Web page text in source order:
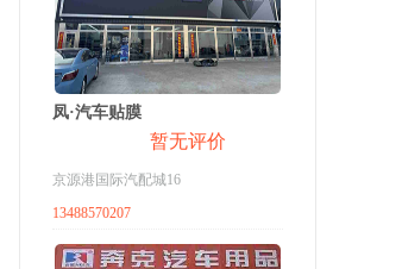
凤·汽车贴膜
暂无评价
京源港国际汽配城16
13488570207